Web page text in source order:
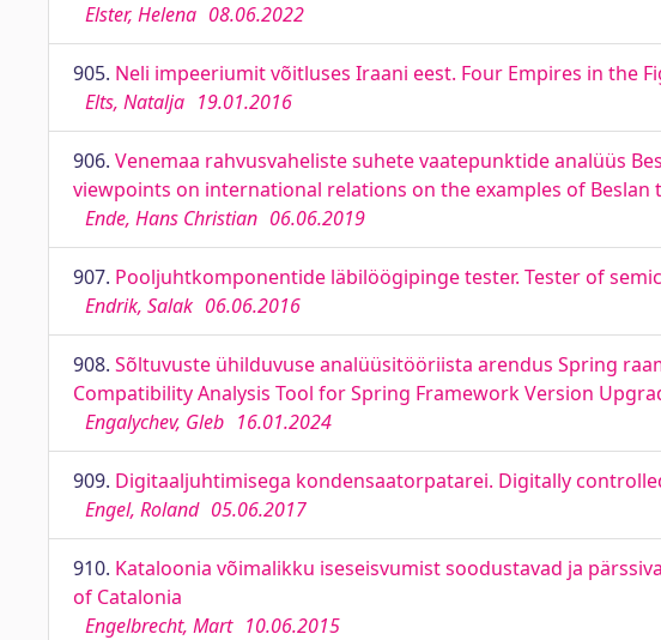
Elster, Helena 08.06.2022
905. Neli impeeriumit võitluses Iraani eest. Four Empires in the
Elts, Natalja 19.01.2016
906. Venemaa rahvusvaheliste suhete vaatepunktide analüüs
viewpoints on international relations on the examples of
Ende, Hans Christian 06.06.2019
907. Pooljuhtkomponentide läbilöögipinge tester. Tester of
Endrik, Salak 06.06.2016
908. Sõltuvuste ühilduvuse analüüsitööriista arendus Spring
Compatibility Analysis Tool for Spring Framework Version
Engalychev, Gleb 16.01.2024
909. Digitaaljuhtimisega kondensaatorpatarei. Digitally
Engel, Roland 05.06.2017
910. Kataloonia võimalikku iseseisvumist soodustavad ja
of Catalonia
Engelbrecht, Mart 10.06.2015